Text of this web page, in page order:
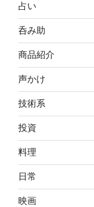
占い
呑み助
商品紹介
声かけ
技術系
投資
料理
日常
映画